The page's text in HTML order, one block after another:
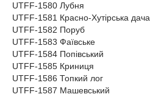
UTFF-1580 Лубня
UTFF-1581 Красно-Хутірська дача
UTFF-1582 Поруб
UTFF-1583 Фаївське
UTFF-1584 Попівський
UTFF-1585 Криниця
UTFF-1586 Топкий лог
UTFF-1587 Машевський